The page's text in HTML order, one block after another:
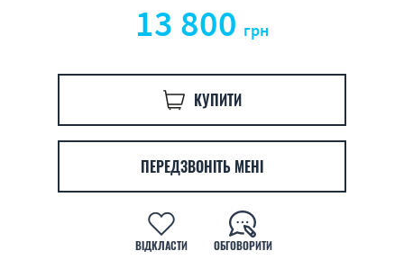
13 800 грн
КУПИТИ
ПЕРЕДЗВОНІТЬ МЕНІ
ВІДКЛАСТИ ОБГОВОРИТИ